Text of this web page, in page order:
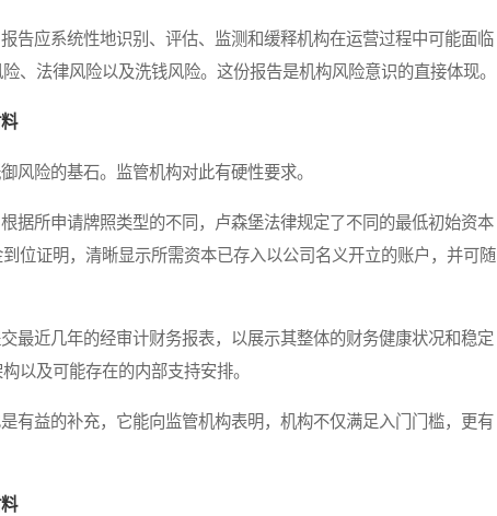
应系统性地识别、评估、监测和缓释机构在运营过程中可能面临
、法律风险以及洗钱风险。这份报告是机构风险意识的直接体现。
险的基石。监管机构对此有硬性要求。
所申请牌照类型的不同，卢森堡法律规定了不同的最低初始资本
位证明，清晰显示所需资本已存入以公司名义开立的账户，并可随
近几年的经审计财务报表，以展示其整体的财务健康状况和稳定
以及可能存在的内部支持安排。
益的补充，它能向监管机构表明，机构不仅满足入门门槛，更有